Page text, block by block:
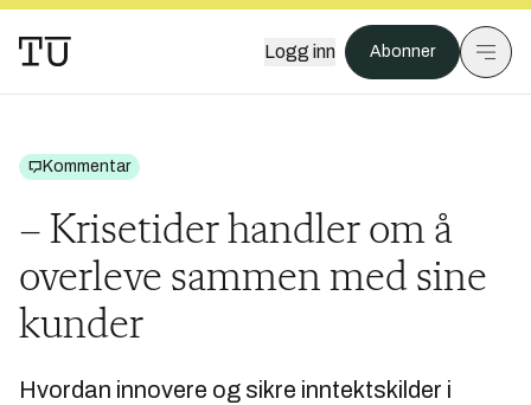
Logg inn Abonner
Kommentar
– Krisetider handler om å
overleve sammen med sine
kunder
Hvordan innovere og sikre inntektskilder i